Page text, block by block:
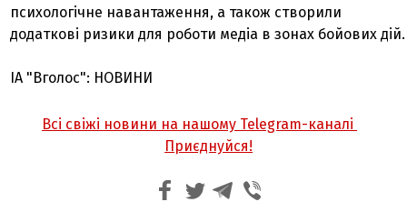
психологічне навантаження, а також створили
додаткові ризики для роботи медіа в зонах бойових дій.
ІА "Вголос": НОВИНИ
Всі свіжі новини на нашому Telegram-каналі
Приєднуйся!